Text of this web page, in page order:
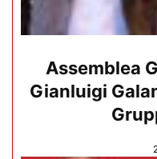
Assemblea
Gianluigi